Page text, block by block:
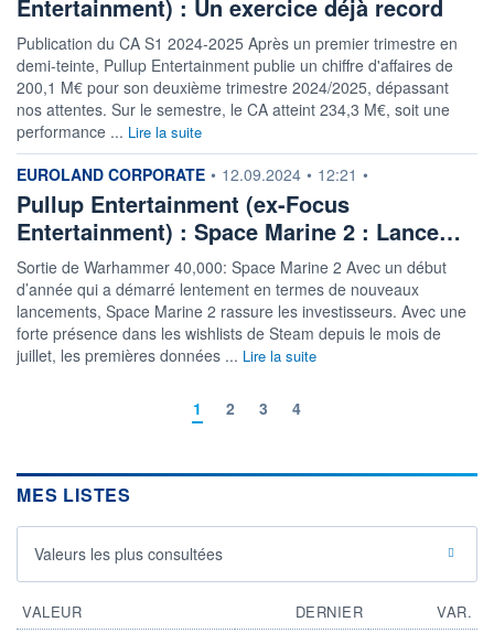
Entertainment) : Un exercice déjà record
Publication du CA S1 2024-2025 Après un premier trimestre en
demi-teinte, Pullup Entertainment publie un chiffre d'affaires de
200,1 M€ pour son deuxième trimestre 2024/2025, dépassant
nos attentes. Sur le semestre, le CA atteint 234,3 M€, soit une
performance ... Lire la suite
information fournie par
EUROLAND CORPORATE • 12.09.2024 • 12:21 •
Pullup Entertainment (ex-Focus
Entertainment) : Space Marine 2 : Lance…
Sortie de Warhammer 40,000: Space Marine 2 Avec un début
d’année qui a démarré lentement en termes de nouveaux
lancements, Space Marine 2 rassure les investisseurs. Avec une
forte présence dans les wishlists de Steam depuis le mois de
juillet, les premières données ... Lire la suite
1 2 3 4
MES LISTES
Valeurs les plus consultées
VALEUR DERNIER
VAR.